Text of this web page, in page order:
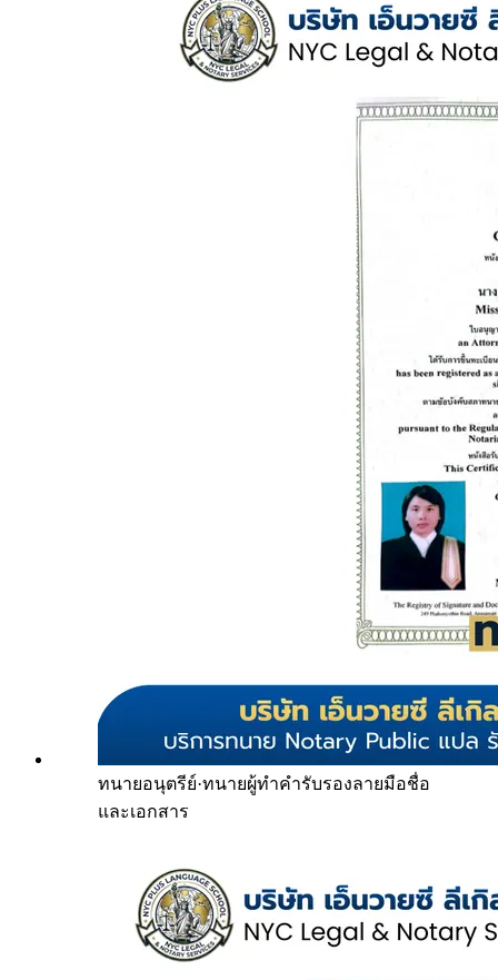
ทนายอนุตรีย์·ทนายผู้ทำคำรับรองลายมือชื่อ
และเอกสาร